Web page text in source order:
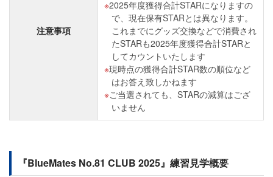
注意事項
2025年度獲得合計STARになりますの
で、現在保有STARとは異なります。
これまでにグッズ交換などで消費され
たSTARも2025年度獲得合計STARと
してカウントいたします
現時点の獲得合計STAR数の順位など
はお答え致しかねます
ご当選されても、STARの減算はござ
いません
『BlueMates No.81 CLUB 2025』練習見学概要